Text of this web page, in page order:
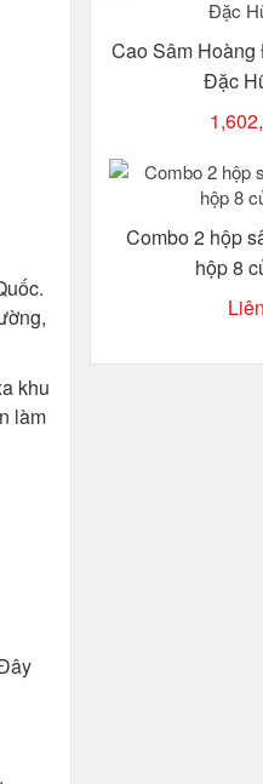
khu
làm
Cao Sâm
Đặc
Combo 2 hộp
hộp 8